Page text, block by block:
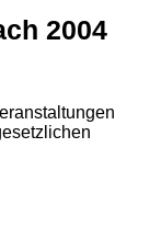
2004